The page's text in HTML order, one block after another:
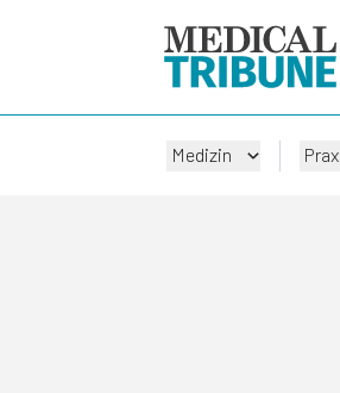
Medizin